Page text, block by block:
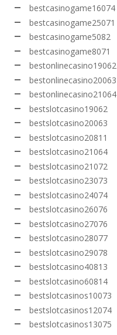
bestcasinogame16074
bestcasinogame25071
bestcasinogame5082
bestcasinogame8071
bestonlinecasino19062
bestonlinecasino20063
bestonlinecasino21064
bestslotcasino19062
bestslotcasino20063
bestslotcasino20811
bestslotcasino21064
bestslotcasino21072
bestslotcasino23073
bestslotcasino24074
bestslotcasino26076
bestslotcasino27076
bestslotcasino28077
bestslotcasino29078
bestslotcasino40813
bestslotcasino60814
bestslotcasinos10073
bestslotcasinos12074
bestslotcasinos13075